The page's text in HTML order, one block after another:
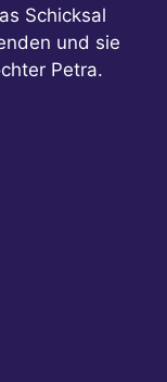
Schicksal
und sie
Petra.